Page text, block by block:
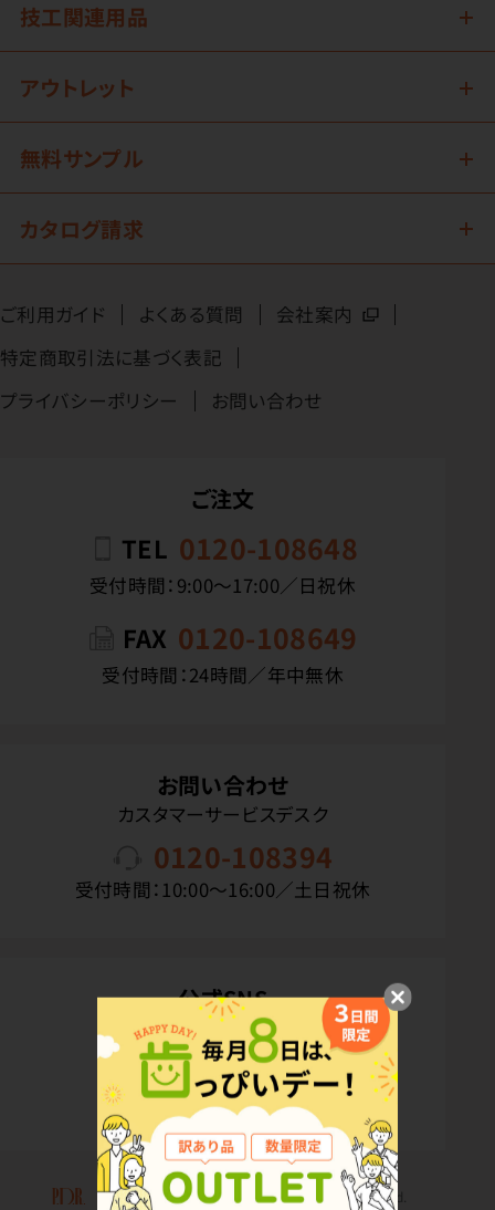
技工関連用品
アウトレット
無料サンプル
カタログ請求
ご利用ガイド よくある質問
会社案内
特定商取引法に基づく表記
プライバシーポリシー
お問い合わせ
ご注文
TEL 0120-108648
受付時間：9:00〜17:00／日祝休
FAX 0120-108649
受付時間：24時間／年中無休
お問い合わせ
カスタマーサービスデスク
0120-108394
受付時間：10:00〜16:00／土日祝休
公式SNS
Copyright(C) P.D.R. Co.,Ltd. All Rights Reserved.